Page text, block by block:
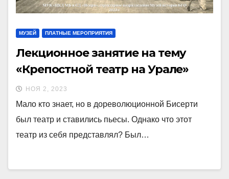
МУЗЕЙ ПЛАТНЫЕ МЕРОПРИЯТИЯ
Лекционное занятие на тему
«Крепостной театр на Урале»
НОЯ 2, 2023
Мало кто знает, но в дореволюционной Бисерти
был театр и ставились пьесы. Однако что этот
театр из себя представлял? Был…